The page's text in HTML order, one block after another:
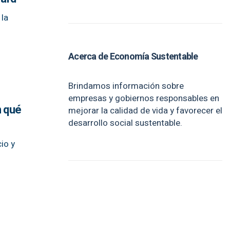
qué
y
Acerca de Economía Sustentable
Brindamos información sobre
empresas y gobiernos responsables en
mejorar la calidad de vida y favorecer el
desarrollo social sustentable.